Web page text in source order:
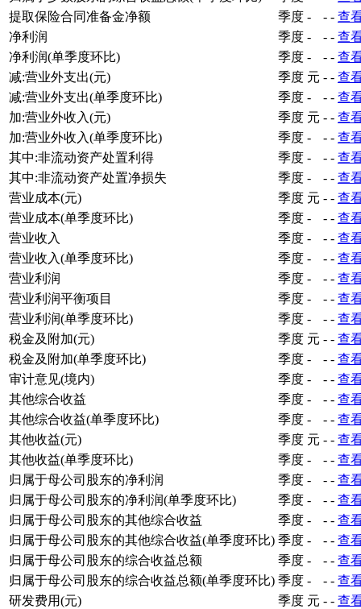
提取保险合同准备金净额
季度 - - - 查
净利润
季度 - - - 查
净利润(单季度环比)
季度 - - - 查
减:营业外支出(元)
季度 元 - - 查
减:营业外支出(单季度环比)
季度 - - - 查
加:营业外收入(元)
季度 元 - - 查
加:营业外收入(单季度环比)
季度 - - - 查
其中:非流动资产处置利得
季度 - - - 查
其中:非流动资产处置净损失
季度 - - - 查
营业成本(元)
季度 元 - - 查
营业成本(单季度环比)
季度 - - - 查
营业收入
季度 - - - 查
营业收入(单季度环比)
季度 - - - 查
营业利润
季度 - - - 查
营业利润平衡项目
季度 - - - 查
营业利润(单季度环比)
季度 - - - 查
税金及附加(元)
季度 元 - - 查
税金及附加(单季度环比)
季度 - - - 查
审计意见(境内)
季度 - - - 查
其他综合收益
季度 - - - 查
其他综合收益(单季度环比)
季度 - - - 查
其他收益(元)
季度 元 - - 查
其他收益(单季度环比)
季度 - - - 查
归属于母公司股东的净利润
季度 - - - 查
归属于母公司股东的净利润(单季度环比)
季度 - - - 查
归属于母公司股东的其他综合收益
季度 - - - 查
归属于母公司股东的其他综合收益(单季度环比) 季度 - - - 查
归属于母公司股东的综合收益总额
季度 - - - 查
归属于母公司股东的综合收益总额(单季度环比) 季度 - - - 查
研发费用(元)
季度 元 - - 查